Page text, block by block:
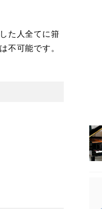
た人全てに箝
不可能です。